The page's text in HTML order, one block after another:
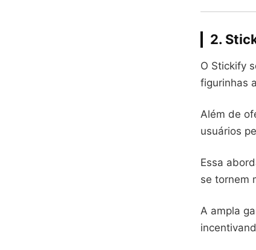
2.
O Stickify
figurinhas
Além de
usuários
Essa
se tornem
A ampla